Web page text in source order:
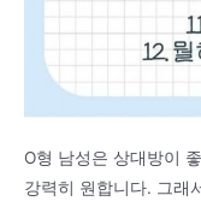
O형 남성은 상대방이
강력히 원합니다. 그래